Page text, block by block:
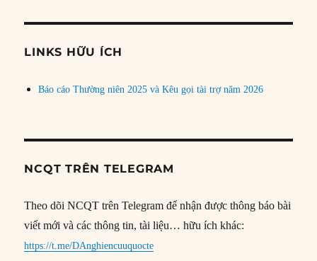
đề
LINKS HỮU ÍCH
Báo cáo Thường niên 2025 và Kêu gọi tài trợ năm 2026
NCQT TRÊN TELEGRAM
Theo dõi NCQT trên Telegram để nhận được thông báo bài
viết mới và các thông tin, tài liệu… hữu ích khác:
https://t.me/DAnghiencuuquocte